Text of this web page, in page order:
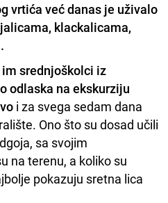
vrtića već danas je uživalo
klackalicama,
srednjoškolci iz
odlaska na ekskurziju
i za svega sedam dana
Ono što su dosad učili
sa svojim
na terenu, a koliko su
pokazuju sretna lica